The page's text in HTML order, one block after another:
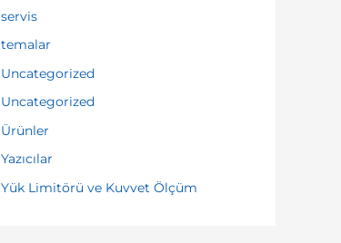
servis
temalar
Uncategorized
Uncategorized
Ürünler
Yazıcılar
Yük Limitörü ve Kuvvet Ölçüm